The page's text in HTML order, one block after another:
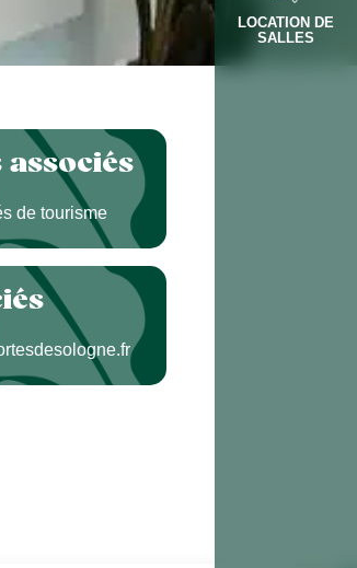
LOCATION DE
SALLES
associés
de tourisme